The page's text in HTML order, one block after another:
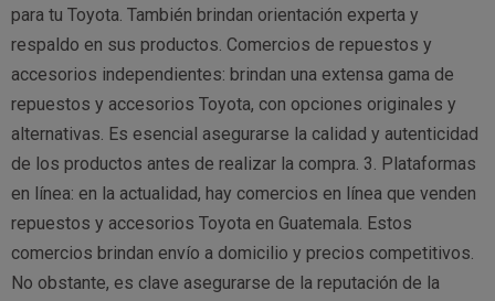
para tu Toyota. También brindan orientación experta y
respaldo en sus productos. Comercios de repuestos y
accesorios independientes: brindan una extensa gama de
repuestos y accesorios Toyota, con opciones originales y
alternativas. Es esencial asegurarse la calidad y autenticidad
de los productos antes de realizar la compra. 3. Plataformas
en línea: en la actualidad, hay comercios en línea que venden
repuestos y accesorios Toyota en Guatemala. Estos
comercios brindan envío a domicilio y precios competitivos.
No obstante, es clave asegurarse de la reputación de la